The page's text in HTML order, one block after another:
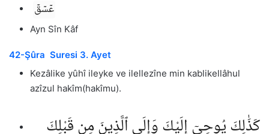
عٓسٓقٓ
Ayn Sîn Kâf
42-Şûra Suresi 3. Ayet
Kezâlike yûhî ileyke ve ilellezîne min kablikellâhul
azîzul hakîm(hakîmu).
كَذَٰلِكَ يُوحِىٓ إِلَيْكَ وَإِلَى ٱلَّذِينَ مِن قَبْلِكَ